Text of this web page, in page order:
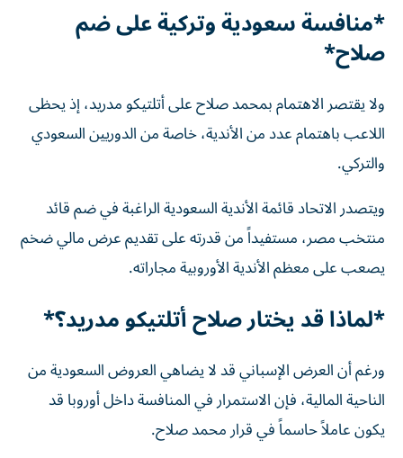
*منافسة سعودية وتركية على ضم
صلاح*
ولا يقتصر الاهتمام بمحمد صلاح على أتلتيكو مدريد، إذ يحظى
اللاعب باهتمام عدد من الأندية، خاصة من الدوريين السعودي
والتركي.
ويتصدر الاتحاد قائمة الأندية السعودية الراغبة في ضم قائد
منتخب مصر، مستفيداً من قدرته على تقديم عرض مالي ضخم
يصعب على معظم الأندية الأوروبية مجاراته.
*لماذا قد يختار صلاح أتلتيكو مدريد؟*
ورغم أن العرض الإسباني قد لا يضاهي العروض السعودية من
الناحية المالية، فإن الاستمرار في المنافسة داخل أوروبا قد
يكون عاملاً حاسماً في قرار محمد صلاح.